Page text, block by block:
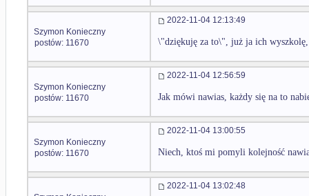
Szymon Konieczny
postów: 11670
2022-11-04 12:13:49
\"dziękuję za to\", już ja ich
Szymon Konieczny
postów: 11670
2022-11-04 12:56:59
Jak mówi nawias, każdy się na to
Szymon Konieczny
postów: 11670
2022-11-04 13:00:55
Niech, ktoś mi pomyli kolejność
2022-11-04 13:02:48